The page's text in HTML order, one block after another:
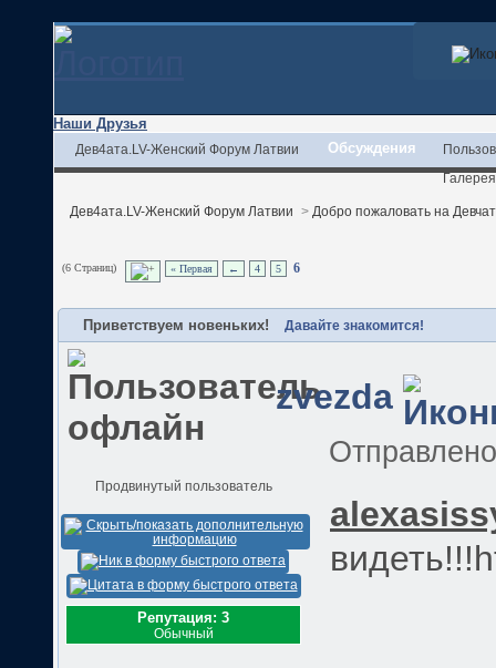
Наши Друзья
Дев4ата.LV-Женский Форум Латвии Обсуждения
Галерея
Дев4ата.LV-Женский Форум Латвии > Добро пожаловать на
(6 Страниц) « Первая ← 4 5 6
Приветствуем новеньких! Давайте знакомится!
zvezda
Продвинутый пользователь
Репутация: 3
Обычный